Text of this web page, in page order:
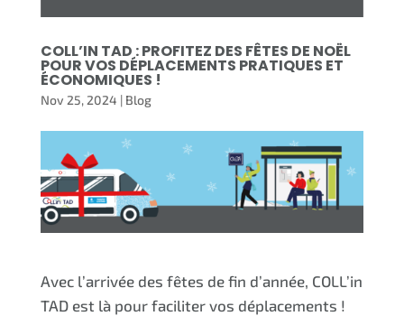
COLL’IN TAD : PROFITEZ DES FÊTES DE NOËL
POUR VOS DÉPLACEMENTS PRATIQUES ET
ÉCONOMIQUES !
Nov 25, 2024 | Blog
Avec l’arrivée des fêtes de fin d’année, COLL’in
TAD est là pour faciliter vos déplacements !